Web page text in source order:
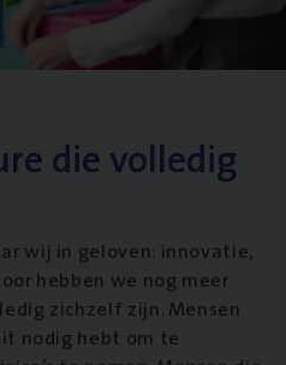
die volledig
wij in geloven: innovatie,
hebben we nog meer
zichzelf zijn. Mensen
nodig hebt om te